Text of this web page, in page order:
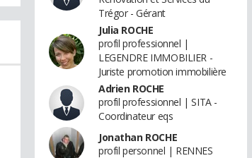
Trégor - Gérant
Julia ROCHE
profil professionnel |
LEGENDRE IMMOBILIER -
Juriste promotion immobilière
Adrien ROCHE
profil professionnel | SITA -
Coordinateur eqs
Jonathan ROCHE
profil personnel | RENNES